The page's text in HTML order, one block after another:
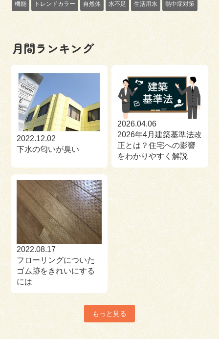
機能 トレンドカラー 自然体 水不足 生活用水 熱中症対策
月間ランキング
2022.12.02
下水の匂いが臭い
2026.04.06
2026年4月建築基準法改
正とは？住宅への影響
をわかりやすく解説
2022.08.17
フローリングについた
ゴム跡をきれいにする
には
もっと見る